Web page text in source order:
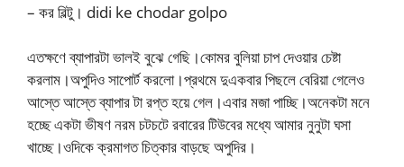
– কর বিল্টু। didi ke chodar golpo
এতক্ষণে ব্যাপারটা ভালই বুঝে গেছি।কোমর বুলিয়া চাপ দেওয়ার চেষ্টা
করলাম।অপুদিও সাপোর্ট করলো।প্রথমে দুএকবার পিছলে বেরিয়া গেলেও
আস্তে আস্তে ব্যাপার টা রপ্ত হয়ে গেল।এবার মজা পাচ্ছি।অনেকটা মনে
হচ্ছে একটা ভীষণ নরম চটচটে রবারের টিউবের মধ্যে আমার নুনুটা ঘসা
খাচ্ছে।ওদিকে ক্রমাগত চিত্কার বাড়ছে অপুদির।